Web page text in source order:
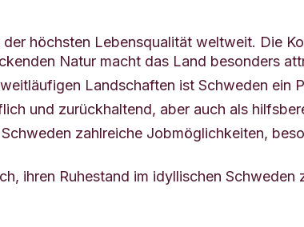
höchsten Lebensqualität weltweit. Die
Natur macht das Land besonders
Landschaften ist Schweden ein
und zurückhaltend, aber auch als
zahlreiche Jobmöglichkeiten,
ihren Ruhestand im idyllischen